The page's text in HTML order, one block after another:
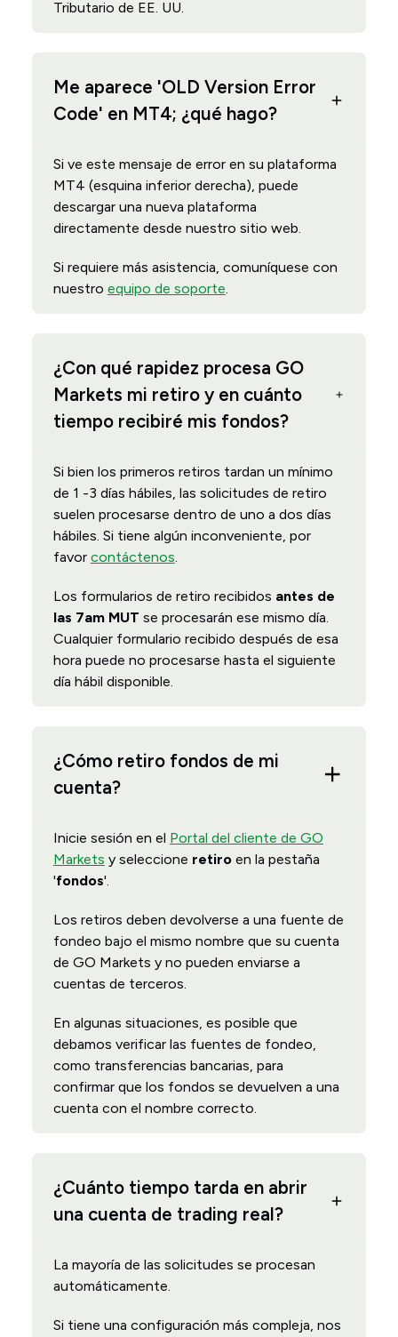
Tributario de EE. UU.
Me aparece 'OLD Version Error
Code' en MT4; ¿qué hago?
Si ve este mensaje de error en su plataforma
MT4 (esquina inferior derecha), puede
descargar una nueva plataforma
directamente desde nuestro sitio web.
Si requiere más asistencia, comuníquese con
nuestro equipo de soporte.
¿Con qué rapidez procesa GO
Markets mi retiro y en cuánto
tiempo recibiré mis fondos?
Si bien los primeros retiros tardan un mínimo
de 1 -3 días hábiles, las solicitudes de retiro
suelen procesarse dentro de uno a dos días
hábiles. Si tiene algún inconveniente, por
favor contáctenos.
Los formularios de retiro recibidos antes de
las 7am MUT se procesarán ese mismo día.
Cualquier formulario recibido después de esa
hora puede no procesarse hasta el siguiente
día hábil disponible.
¿Cómo retiro fondos de mi
cuenta?
Inicie sesión en el Portal del cliente de GO
Markets y seleccione retiro en la pestaña
'fondos'.
Los retiros deben devolverse a una fuente de
fondeo bajo el mismo nombre que su cuenta
de GO Markets y no pueden enviarse a
cuentas de terceros.
En algunas situaciones, es posible que
debamos verificar las fuentes de fondeo,
como transferencias bancarias, para
confirmar que los fondos se devuelven a una
cuenta con el nombre correcto.
¿Cuánto tiempo tarda en abrir
una cuenta de trading real?
La mayoría de las solicitudes se procesan
automáticamente.
Si tiene una configuración más compleja, nos